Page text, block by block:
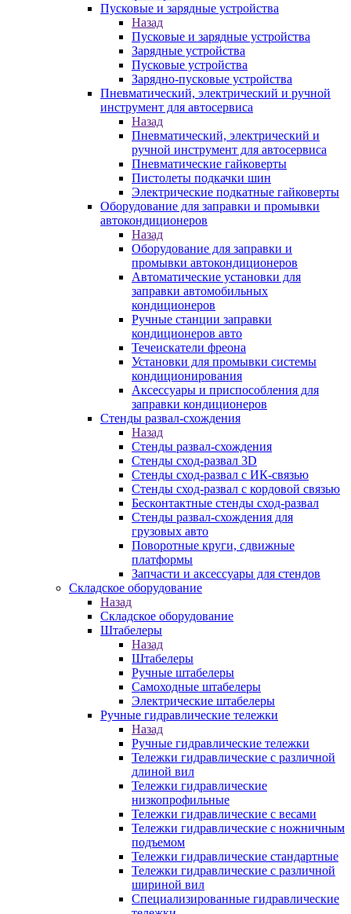
Пусковые и зарядные устройства
Назад
Пусковые и зарядные устройства
Зарядные устройства
Пусковые устройства
Зарядно-пусковые устройства
Пневматический, электрический и ручной
инструмент для автосервиса
Назад
Пневматический, электрический и
ручной инструмент для автосервиса
Пневматические гайковерты
Пистолеты подкачки шин
Электрические подкатные гайковерты
Оборудование для заправки и промывки
автокондиционеров
Назад
Оборудование для заправки и
промывки автокондиционеров
Автоматические установки для
заправки автомобильных
кондиционеров
Ручные станции заправки
кондиционеров авто
Течеискатели фреона
Установки для промывки системы
кондиционирования
Аксессуары и приспособления для
заправки кондиционеров
Стенды развал-схождения
Назад
Стенды развал-схождения
Стенды сход-развал 3D
Стенды сход-развал с ИК-связью
Стенды сход-развал с кордовой связью
Бесконтактные стенды сход-развал
Стенды развал-схождения для
грузовых авто
Поворотные круги, сдвижные
платформы
Запчасти и аксессуары для стендов
Складское оборудование
Назад
Складское оборудование
Штабелеры
Назад
Штабелеры
Ручные штабелеры
Самоходные штабелеры
Электрические штабелеры
Ручные гидравлические тележки
Назад
Ручные гидравлические тележки
Тележки гидравлические с различной
длиной вил
Тележки гидравлические
низкопрофильные
Тележки гидравлические с весами
Тележки гидравлические с ножничным
подъемом
Тележки гидравлические стандартные
Тележки гидравлические с различной
шириной вил
Специализированные гидравлические